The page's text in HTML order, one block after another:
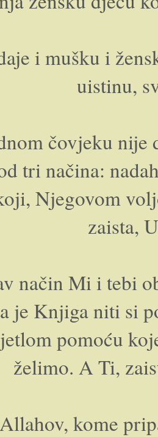
i mušku i
uistinu,
čovjeku nije
tri načina:
Njegovom
zaista,
način Mi i tebi
je Knjiga niti si
pomoću
želimo. A Ti,
kome